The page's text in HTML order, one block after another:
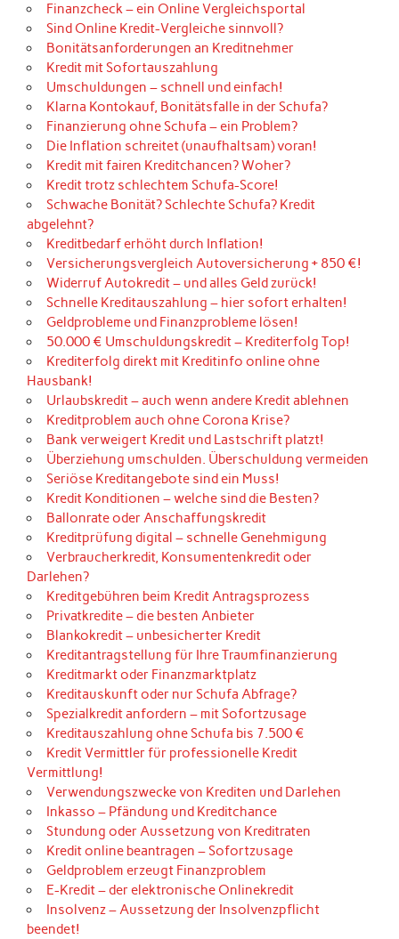
Finanzcheck – ein Online Vergleichsportal
Sind Online Kredit-Vergleiche sinnvoll?
Bonitätsanforderungen an Kreditnehmer
Kredit mit Sofortauszahlung
Umschuldungen – schnell und einfach!
Klarna Kontokauf, Bonitätsfalle in der Schufa?
Finanzierung ohne Schufa – ein Problem?
Die Inflation schreitet (unaufhaltsam) voran!
Kredit mit fairen Kreditchancen? Woher?
Kredit trotz schlechtem Schufa-Score!
Schwache Bonität? Schlechte Schufa? Kredit
abgelehnt?
Kreditbedarf erhöht durch Inflation!
Versicherungsvergleich Autoversicherung + 850 €!
Widerruf Autokredit – und alles Geld zurück!
Schnelle Kreditauszahlung – hier sofort erhalten!
Geldprobleme und Finanzprobleme lösen!
50.000 € Umschuldungskredit – Krediterfolg Top!
Krediterfolg direkt mit Kreditinfo online ohne
Hausbank!
Urlaubskredit – auch wenn andere Kredit ablehnen
Kreditproblem auch ohne Corona Krise?
Bank verweigert Kredit und Lastschrift platzt!
Überziehung umschulden. Überschuldung vermeiden
Seriöse Kreditangebote sind ein Muss!
Kredit Konditionen – welche sind die Besten?
Ballonrate oder Anschaffungskredit
Kreditprüfung digital – schnelle Genehmigung
Verbraucherkredit, Konsumentenkredit oder
Darlehen?
Kreditgebühren beim Kredit Antragsprozess
Privatkredite – die besten Anbieter
Blankokredit – unbesicherter Kredit
Kreditantragstellung für Ihre Traumfinanzierung
Kreditmarkt oder Finanzmarktplatz
Kreditauskunft oder nur Schufa Abfrage?
Spezialkredit anfordern – mit Sofortzusage
Kreditauszahlung ohne Schufa bis 7.500 €
Kredit Vermittler für professionelle Kredit
Vermittlung!
Verwendungszwecke von Krediten und Darlehen
Inkasso – Pfändung und Kreditchance
Stundung oder Aussetzung von Kreditraten
Kredit online beantragen – Sofortzusage
Geldproblem erzeugt Finanzproblem
E-Kredit – der elektronische Onlinekredit
Insolvenz – Aussetzung der Insolvenzpflicht
beendet!